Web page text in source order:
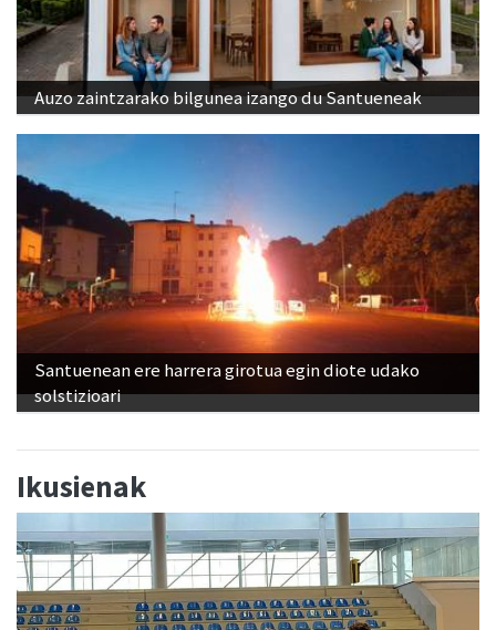
Auzo zaintzarako bilgunea izango du Santueneak
Santuenean ere harrera girotua egin diote udako
solstizioari
Ikusienak